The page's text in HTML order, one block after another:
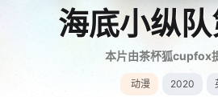
海底小纵
本片由茶杯狐cupfox
动漫 2020